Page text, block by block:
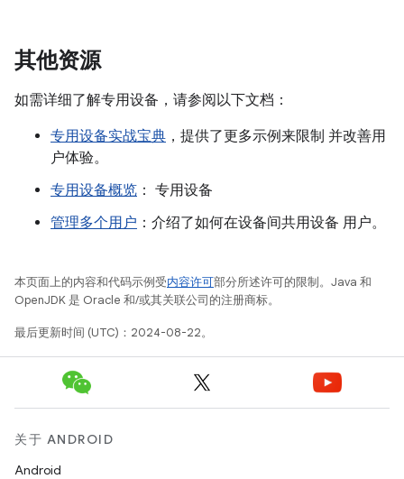
其他资源
如需详细了解专用设备，请参阅以下文档：
专用设备实战宝典 ，提供了更多示例来限制 并改善用
户体验。
专用设备概览 ： 专用设备
管理多个用户 ：介绍了如何在设备间共用设备 用户。
本页面上的内容和代码示例受内容许可部分所述许可的限制。Java 和
OpenJDK 是 Oracle 和/或其关联公司的注册商标。
最后更新时间 (UTC)：2024-08-22。
关于 ANDROID
Android